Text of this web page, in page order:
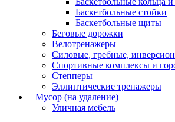
Баскетбольные стойки
Баскетбольные щиты
Беговые дорожки
Велотренажеры
Силовые, гребные,
Спортивные комплексы и
Степперы
Эллиптические тренажеры
_ Мусор (на удаление)
Уличная мебель